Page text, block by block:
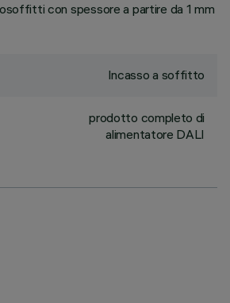
con spessore a partire da 1 mm
Incasso a soffitto
prodotto completo di
alimentatore DALI